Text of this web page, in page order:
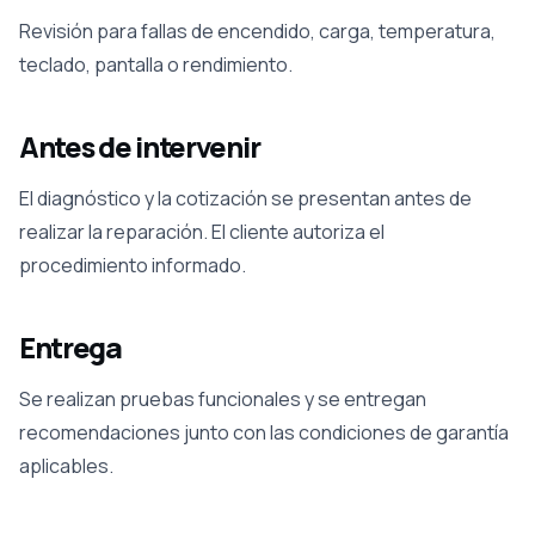
Revisión para fallas de encendido, carga, temperatura,
teclado, pantalla o rendimiento.
Antes de intervenir
El diagnóstico y la cotización se presentan antes de
realizar la reparación. El cliente autoriza el
procedimiento informado.
Entrega
Se realizan pruebas funcionales y se entregan
recomendaciones junto con las condiciones de garantía
aplicables.